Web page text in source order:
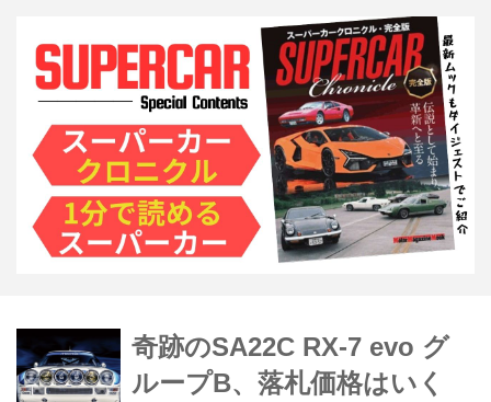
きく凌ぐ高性能で、その速さはポルシ
ェに匹敵すると言われた。詳しくは現
在発売中のホリデーオート6月号をご
一読のほど！
奇跡のSA22C RX-7 evo グ
ループB、落札価格はいく